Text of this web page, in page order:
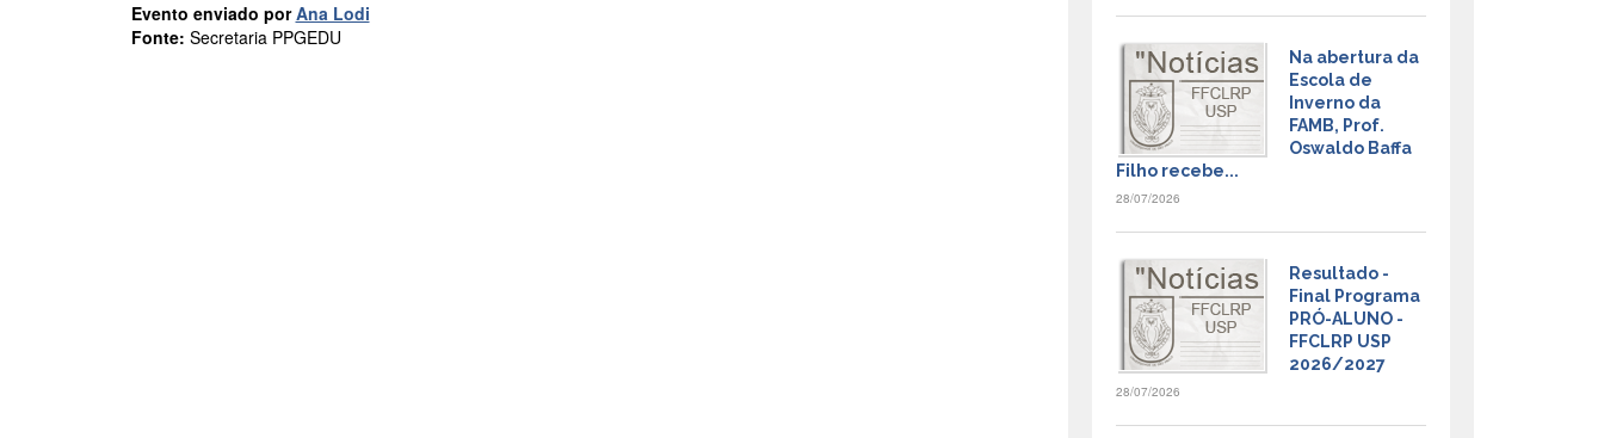
Evento enviado porAna Lodi
Fonte: Secretaria PPGEDU
Na abertura da
Escola de
Inverno da
FAMB, Prof.
Oswaldo Baffa
Filho recebe...
28/07/2026
Resultado -
Final Programa
PRÓ-ALUNO -
FFCLRP USP
2026/2027
28/07/2026